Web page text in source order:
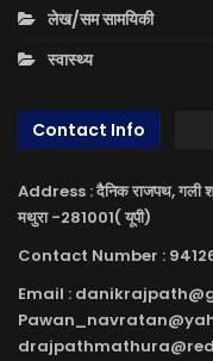
लेख/सम सामयिकी
स्वास्थ्य
Contact Info
Address : दैनिक राजपथ, गली
मथुरा -281001( यूपी)
Contact Number :
Email :